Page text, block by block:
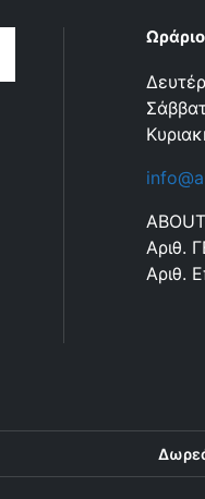
Αριθ.
Αριθ.